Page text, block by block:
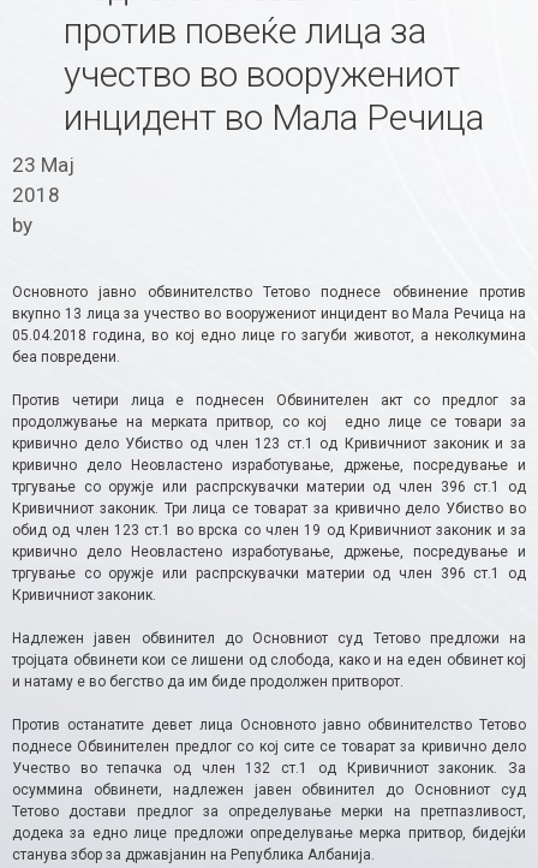
против повеќе лица за
учество во вооружениот
инцидент во Мала Речица
23 Мај
2018
by
Основното јавно обвинителство Тетово поднесе обвинение против
вкупно 13 лица за учество во вооружениот инцидент во Мала Речица на
05.04.2018 година, во кој едно лице го загуби животот, а неколкумина
беа повредени.
Против четири лица е поднесен Обвинителен акт со предлог за
продолжување на мерката притвор, со кој едно лице се товари за
кривично дело Убиство од член 123 ст.1 од Кривичниот законик и за
кривично дело Неовластено изработување, држење, посредување и
тргување со оружје или распрскувачки материи од член 396 ст.1 од
Кривичниот законик. Три лица се товарат за кривично дело Убиство во
обид од член 123 ст.1 во врска со член 19 од Кривичниот законик и за
кривично дело Неовластено изработување, држење, посредување и
тргување со оружје или распрскувачки материи од член 396 ст.1 од
Кривичниот законик.
Надлежен јавен обвинител до Основниот суд Тетово предложи на
тројцата обвинети кои се лишени од слобода, како и на еден обвинет кој
и натаму е во бегство да им биде продолжен притворот.
Против останатите девет лица Основното јавно обвинителство Тетово
поднесе Обвинителен предлог со кој сите се товарат за кривично дело
Учество во тепачка од член 132 ст.1 од Кривичниот законик. За
осуммина обвинети, надлежен јавен обвинител до Основниот суд
Тетово достави предлог за определување мерки на претпазливост,
додека за едно лице предложи определување мерка притвор, бидејќи
станува збор за државјанин на Република Албанија.